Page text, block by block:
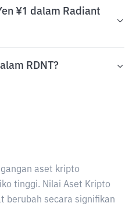
¥1 dalam Radiant
RDNT?
aset kripto
tinggi. Nilai Aset Kripto
berubah secara signifikan